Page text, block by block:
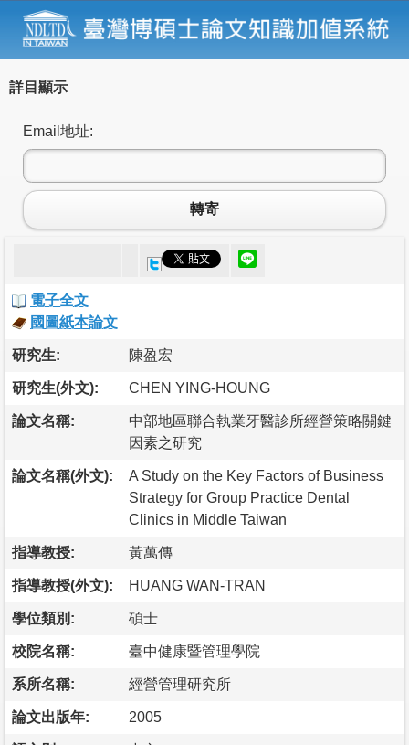
詳目顯示
Email地址:
轉寄
電子全文
國圖紙本論文
研究生: 陳盈宏
研究生(外文): CHEN YING-HOUNG
論文名稱:
中部地區聯合執業牙醫診所經營策略關鍵
因素之研究
論文名稱(外文):
A Study on the Key Factors of Business
Strategy for Group Practice Dental
Clinics in Middle Taiwan
指導教授: 黃萬傳
指導教授(外文): HUANG WAN-TRAN
學位類別: 碩士
校院名稱: 臺中健康暨管理學院
系所名稱: 經營管理研究所
論文出版年: 2005